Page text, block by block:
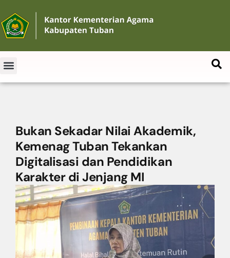
Bukan Sekadar Nilai Akademik,
Kemenag Tuban Tekankan
Digitalisasi dan Pendidikan
Karakter di Jenjang MI